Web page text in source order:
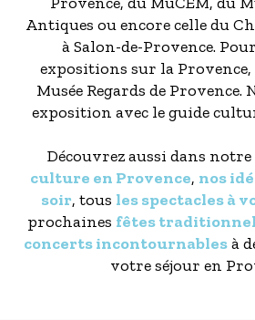
Antiques ou encore celle du
à Salon-de-Provence.
expositions sur la Provence,
Musée Regards de Provence.
exposition avec le guide
Découvrez aussi dans
culture en Provence, nos
soir, tous les spectacles à
prochaines fêtes
concerts incontournablesà
votre séjour en